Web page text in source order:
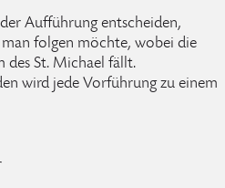
Aufführung entscheiden,
folgen möchte, wobei die
des St. Michael fällt.
wird jede Vorführung zu einem